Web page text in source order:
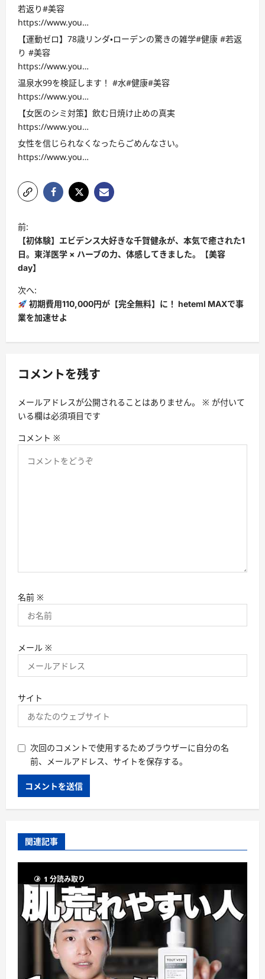
若返り#美容
https://www.you…
【運動ゼロ】78歳リンダ・ローデンの驚きの雑学#健康 #若返
り #美容
https://www.you…
温泉水99を検証します！ #水#健康#美容
https://www.you…
【女医のシミ対策】飲む日焼け止めの真実
https://www.you…
女性を信じられなくなったらごめんなさい。
https://www.you…
投
稿
ナ
ビ
ゲ
ー
ン
前:
【初体験】エビデンス大好きな千賀健永が、本気で癒された1
日。東洋医学 × ハーブの力、体感してきました。【美容
day】
次へ:
初期費用110,000円が【完全無料】に！ heteml MAXで事
業を加速せよ
コメントを残す
メールアドレスが公開されることはありません。 ※ が付いて
いる欄は必須項目です
コメント ※
名前 ※
メール ※
サイト
次回のコメントで使用するためブラウザーに自分の名
前、メールアドレス、サイトを保存する。
関連記事
1 分読み取り